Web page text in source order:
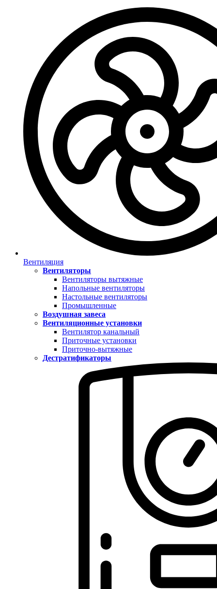
Вентиляция
Вентиляторы
Вентиляторы вытяжные
Напольные вентиляторы
Настольные вентиляторы
Промышленные
Воздушная завеса
Вентиляционные установки
Вентилятор канальный
Приточные установки
Приточно-вытяжные
Дестратификаторы